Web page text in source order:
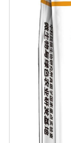
的化学钾肥、化
善作物品质使用
维生素等有益成
用。4、增强作
分裂素、生长素
发育, 增强农作
防、抑制细菌、
病、黄萎病、灰